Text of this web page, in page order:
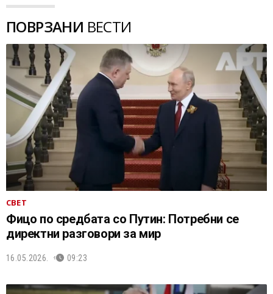
ПОВРЗАНИ ВЕСТИ
СВЕТ
Фицо по средбата со Путин: Потребни се
директни разговори за мир
16.05.2026. 09:23